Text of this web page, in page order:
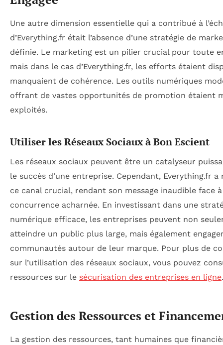
Une autre dimension essentielle qui a contribué à
d’Everything.fr était l’absence d’une stratégie de
définie. Le marketing est un pilier crucial pour toute
mais dans le cas d’Everything.fr, les efforts étaient
manquaient de cohérence. Les outils numériques
offrant de vastes opportunités de promotion étaient
exploités.
Utiliser les Réseaux Sociaux à Bon Escient
Les réseaux sociaux peuvent être un catalyseur
le succès d’une entreprise. Cependant, Everything.fr a
ce canal crucial, rendant son message inaudible face
concurrence acharnée. En investissant dans une
numérique efficace, les entreprises peuvent non
atteindre un public plus large, mais également
communautés autour de leur marque. Pour plus de
sur l’utilisation des réseaux sociaux, vous pouvez
ressources sur le sécurisation des entreprises en ligne.
Gestion des Ressources et
La gestion des ressources, tant humaines que